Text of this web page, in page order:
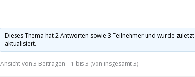
Dieses Thema hat 2 Antworten sowie 3 Teilnehmer und wurde zuletzt
aktualisiert.
Ansicht von 3 Beiträgen – 1 bis 3 (von insgesamt 3)